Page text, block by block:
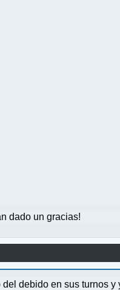
dado un gracias!
debido en sus turnos